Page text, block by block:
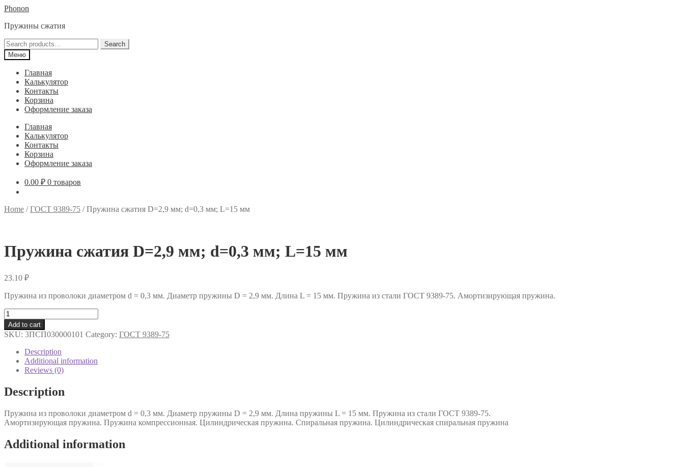
Перейти
навигации
Перейти
содержимому
Phonon
Пружины сжатия
Search
for:
Search
Меню
Главная
Калькулятор
Контакты
Корзина
Оформление заказа
Главная
Калькулятор
Контакты
Корзина
Оформление заказа
0.00 ₽ 0 товаров
Home /ГОСТ 9389-75 /Пружина сжатия D=2,9 мм; d=0,3 мм; L=15 мм
Пружина сжатия D=2,9 мм; d=0,3 мм; L=15 мм
23.10 ₽
Пружина из проволоки диаметром d = 0,3 мм. Диаметр пружины D = 2,9 мм. Длина L = 15 мм. Пружина из стали ГОСТ 9389-75. Амортизирующая пружина.
Пружина
сжатия
D=2,9
мм;
d=0,3
L=15
quantity
Add to cart
SKU: 3ПСП030000101 Category: ГОСТ 9389-75
Description
Additional information
Reviews (0)
Description
Пружина из проволоки диаметром d = 0,3 мм. Диаметр пружины D = 2,9 мм. Длина пружины L = 15 мм. Пружина из стали ГОСТ 9389-75.
Амортизирующая пружина. Пружина компрессионная. Цилиндрическая пружина. Спиральная пружина. Цилиндрическая спиральная пружина
Additional information